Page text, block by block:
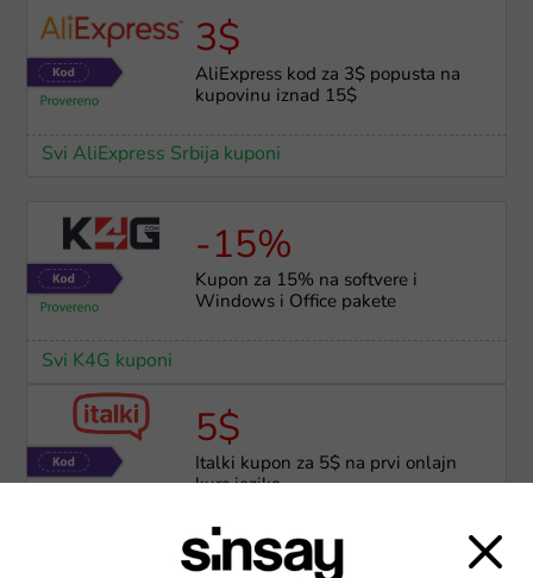
3$
AliExpress kod za 3$ popusta na
kupovinu iznad 15$
Svi AliExpress Srbija kuponi
-15%
Kupon za 15% na softvere i
Windows i Office pakete
Svi K4G kuponi
5$
Italki kupon za 5$ na prvi onlajn
kurs jezika